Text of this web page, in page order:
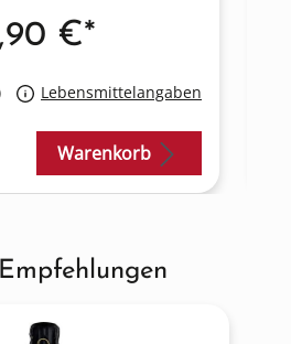
Lebensmittelangaben
€*
Warenkorb